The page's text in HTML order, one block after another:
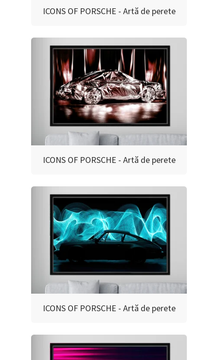
ICONS OF PORSCHE - Artă de perete
ICONS OF PORSCHE - Artă de perete
ICONS OF PORSCHE - Artă de perete